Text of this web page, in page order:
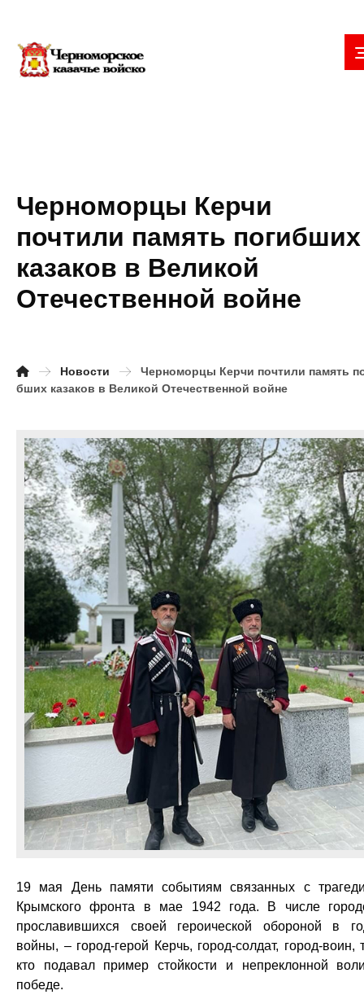
Черноморцы Керчи
почтили память погибших
казаков в Великой
Отечественной войне
Новости
Черноморцы Керчи почтили память
бших казаков в Великой Отечественной войне
19 мая День памяти событиям связанных с
Крымского фронта в мае 1942 года. В числе
прославившихся своей героической обороной в
войны, – город-герой Керчь, город-солдат, город-воин,
кто подавал пример стойкости и непреклонной
победе.